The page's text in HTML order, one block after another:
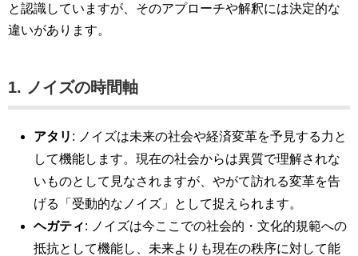
と認識していますが、そのアプローチや解釈には決定的な
違いがあります。
1. ノイズの時間軸
アタリ : ノイズは未来の社会や経済変革を予見する力と
して機能します。現在の社会からは異質で理解されな
いものとして見なされますが、やがて訪れる変革を告
げる「受動的なノイズ」として捉えられます​。
ヘガティ: ノイズは今ここでの社会的・文化的規範への
抵抗として機能し、未来よりも現在の秩序に対して能